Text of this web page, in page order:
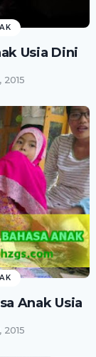
Usia Dini
Anak Usia